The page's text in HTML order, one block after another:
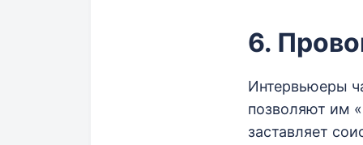
6.
Интервьюеры
позволяют им
заставляет